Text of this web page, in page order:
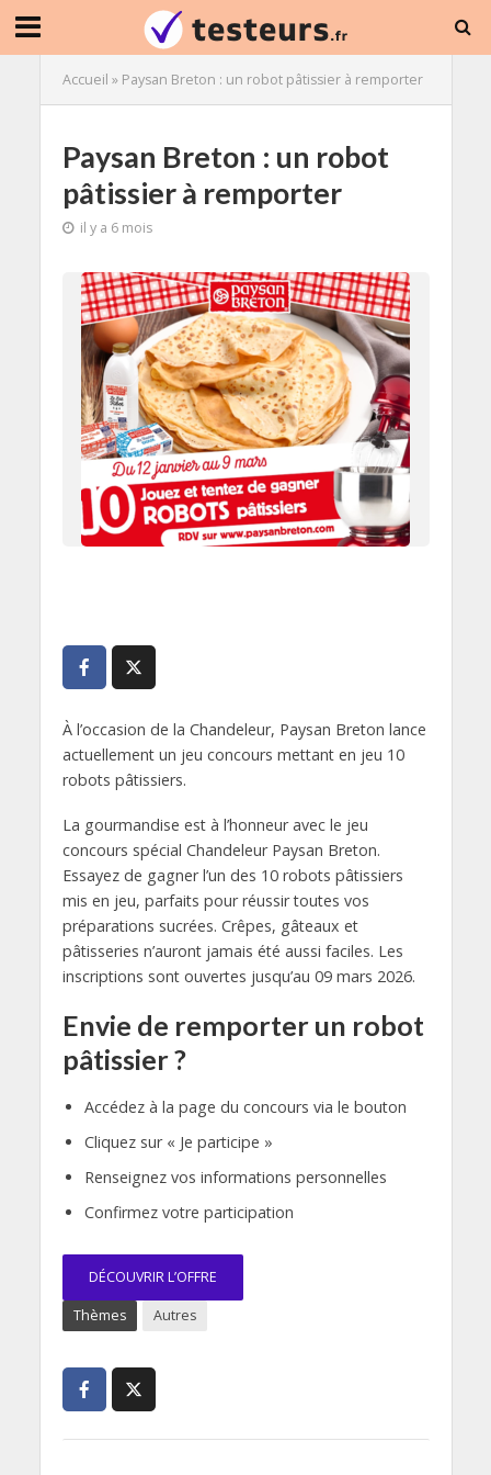
Accueil » Paysan Breton : un robot pâtissier à remporter
Paysan Breton : un robot
pâtissier à remporter
il y a 6 mois
À l’occasion de la Chandeleur, Paysan Breton lance
actuellement un jeu concours mettant en jeu 10
robots pâtissiers.
La gourmandise est à l’honneur avec le jeu
concours spécial Chandeleur Paysan Breton.
Essayez de gagner l’un des 10 robots pâtissiers
mis en jeu, parfaits pour réussir toutes vos
préparations sucrées. Crêpes, gâteaux et
pâtisseries n’auront jamais été aussi faciles. Les
inscriptions sont ouvertes jusqu’au 09 mars 2026.
Envie de remporter un robot
pâtissier ?
Accédez à la page du concours via le bouton
Cliquez sur « Je participe »
Renseignez vos informations personnelles
Confirmez votre participation
DÉCOUVRIR L’OFFRE
Thèmes Autres